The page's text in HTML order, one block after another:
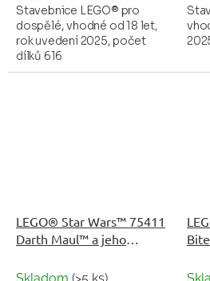
Stavebnice LEGO® pro
dospělé, vhodné od 18 let,
rok uvedení 2025, počet
dílků 616
LEGO® Star Wars™ 75411
Darth Maul™ a jeho